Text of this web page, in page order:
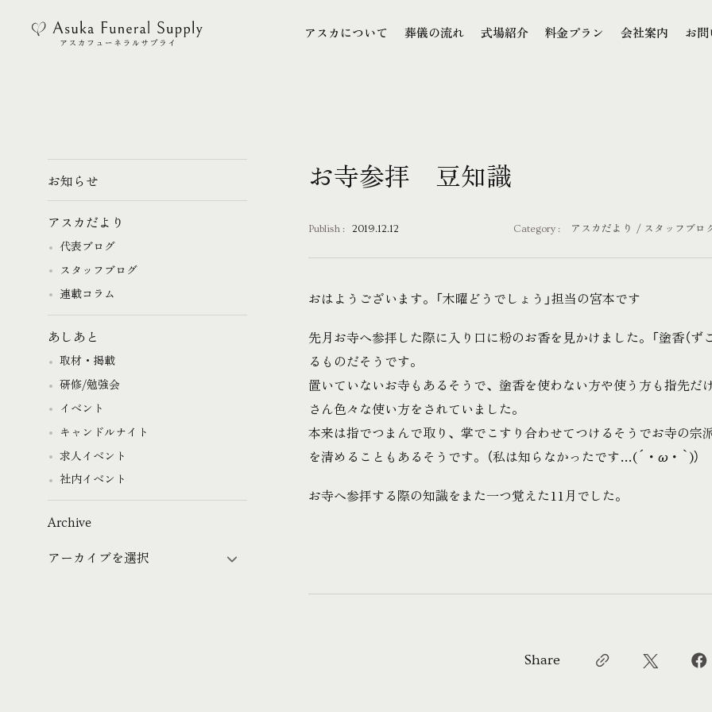
アスカについて
葬儀の流れ
式場紹介
料金プラン
会社案内
お問
お寺参拝 豆知識
Publish : 2019.12.12 Category : アスカだより スタッフブロ
おはようございます。「木曜どうでしょう」担当の宮本です
先月お寺へ参拝した際に入り口に粉のお香を見かけました。「塗香（ず
るものだそうです。
置いていないお寺もあるそうで、塗香を使わない方や使う方も指先だ
さん色々な使い方をされていました。
本来は指でつまんで取り、掌でこすり合わせてつけるそうでお寺の宗
を清めることもあるそうです。（私は知らなかったです…(´・ω・`)）
お寺へ参拝する際の知識をまた一つ覚えた11月でした。
Share
お知らせ
アスカだより
代表ブログ
スタッフブログ
連載コラム
あしあと
取材・掲載
研修/勉強会
イベント
キャンドルナイト
求人イベント
社内イベント
Archive